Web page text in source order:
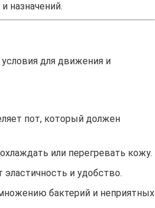
назначений.
для движения и
пот, который должен
или перегревать кожу.
и удобство.
бактерий и неприятных